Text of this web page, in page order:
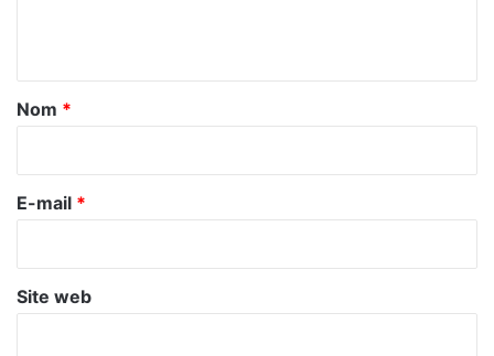
a
r
e
Nom *
E-mail *
Site web